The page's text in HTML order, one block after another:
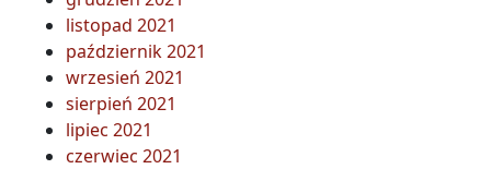
listopad 2021
październik 2021
wrzesień 2021
sierpień 2021
lipiec 2021
czerwiec 2021